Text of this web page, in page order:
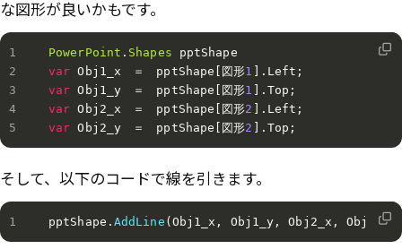
な図形が良いかもです。
PowerPoint . Shapes
var Obj1_x　＝　pptShape 図形1 . Left ;
var Obj1_y　＝　pptShape 図形1 . Top ;
var Obj2_x　＝　pptShape 図形2 . Left ;
var Obj2_y　＝　pptShape 図形2 . Top ;
そして、以下のコードで線を引きます。
pptShape . AddLine ( Obj1_x , Obj1_y , Obj2_x , Obj2_y)